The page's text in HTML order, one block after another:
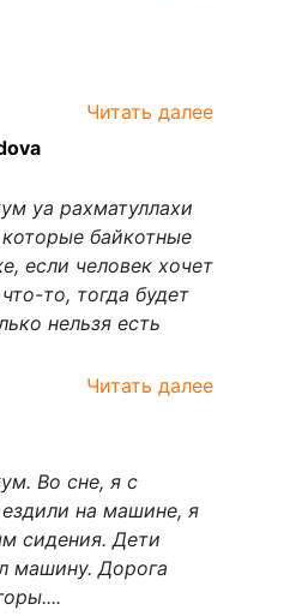
Читать далее
уа рахматуллахи
байкотные
если человек хочет
то, тогда будет
нельзя есть
Читать далее
Во сне, я с
на машине, я
сидения. Дети
машину. Дорога